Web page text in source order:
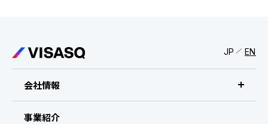
JP EN
会社情報
ビザスクについて
事業紹介